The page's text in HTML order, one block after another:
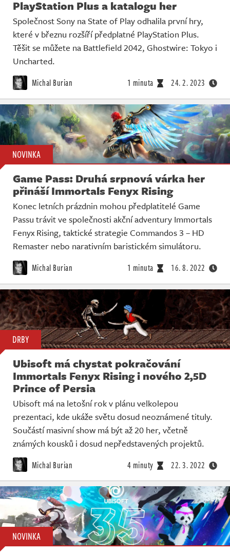
PlayStation Plus a katalogu her
Společnost Sony na State of Play odhalila první hry,
které v březnu rozšíří předplatné PlayStation Plus.
Těšit se můžete na Battlefield 2042, Ghostwire: Tokyo i
Uncharted.
Michal Burian 1 minuta 24. 2. 2023
NOVINKA
Game Pass: Druhá srpnová várka her
přináší Immortals Fenyx Rising
Konec letních prázdnin mohou předplatitelé Game
Passu trávit ve společnosti akční adventury Immortals
Fenyx Rising, taktické strategie Commandos 3 – HD
Remaster nebo narativním baristickém simulátoru.
Michal Burian 1 minuta 16. 8. 2022
DRBY
Ubisoft má chystat pokračování
Immortals Fenyx Rising i nového 2,5D
Prince of Persia
Ubisoft má na letošní rok v plánu velkolepou
prezentaci, kde ukáže světu dosud neoznámené tituly.
Součástí masivní show má být až 20 her, včetně
známých kousků i dosud nepředstavených projektů.
Michal Burian 4 minuty 22. 3. 2022
NOVINKA